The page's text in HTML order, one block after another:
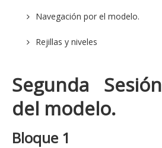
Navegación por el modelo.
Rejillas y niveles
Segunda Sesión
del modelo.
Bloque 1